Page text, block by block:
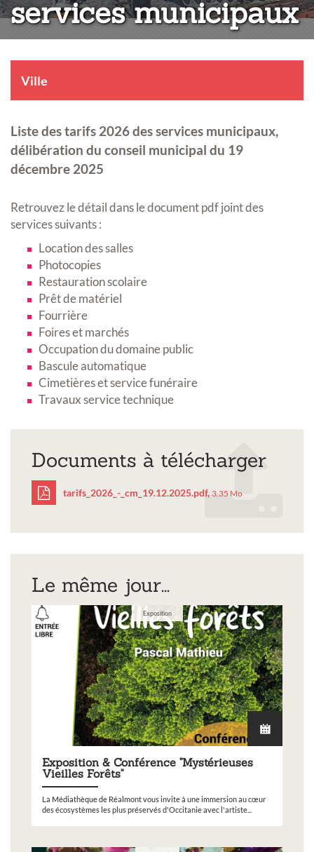
services municipaux
Ville
Liste des tarifs 2026 des services municipaux,
délibération du conseil municipal du 19
décembre 2025
Retrouvez le détail dans le document pdf joint des
services suivants :
Location des salles
Photocopies
Restauration scolaire
Prêt de matériel
Fourrière
Foires et marchés
Occupation du domaine public
Bascule automatique
Cimetières et service funéraire
Travaux service technique
Documents à télécharger
tarifs_2026_-
_cm_19.12.2025.pdf
tarifs_2026_-_cm_19.12.2025.pdf, 3.35 Mo
Le même jour...
Exposition
Exposition & Conférence "Mystérieuses
Vieilles Forêts"
La Médiathèque de Réalmont vous invite à une immersion au cœur
des écosystèmes les plus préservés d'Occitanie avec l'artiste...